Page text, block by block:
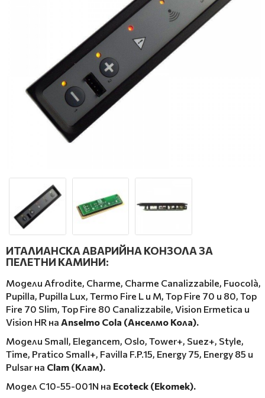
ИТАЛИАНСКА АВАРИЙНА КОНЗОЛА ЗА
ПЕЛЕТНИ КАМИНИ:
Модели Afrodite, Charme, Charme Canalizzabile, Fuocolà,
Pupilla, Pupilla Lux, Termo Fire L и M, Top Fire 70 и 80, Top
Fire 70 Slim, Top Fire 80 Canalizzabile, Vision Ermetica и
Vision HR на Anselmo Cola (Анселмо Кола).
Модели Small, Elegancem, Oslo, Tower+, Suez+, Style,
Time, Pratico Small+, Favilla F.P.15, Energy 75, Energy 85 и
Pulsar на Clam (Клам).
Модел C10-55-001N на Ecoteck (Екотек).